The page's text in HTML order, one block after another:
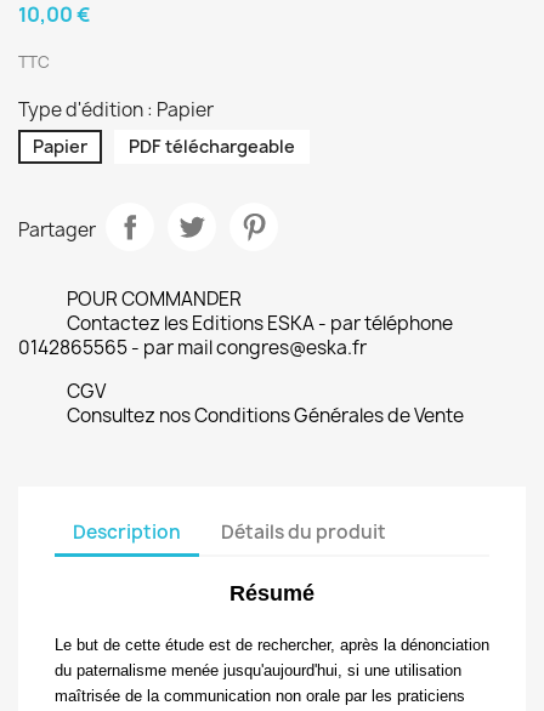
10,00 €
TTC
Type d'édition : Papier
Papier PDF téléchargeable
Partager
POUR COMMANDER
Contactez les Editions ESKA - par téléphone
0142865565 - par mail congres@eska.fr
CGV
Consultez nos Conditions Générales de Vente
Description Détails du produit
Résumé
Le but de cette étude est de rechercher, après la dénonciation
du paternalisme menée jusqu'aujourd'hui, si une utilisation
maîtrisée de la communication non orale par les praticiens